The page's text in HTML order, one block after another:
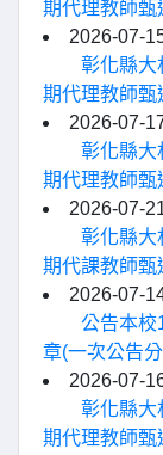
期代理教師甄
2026-07-
彰化縣大
期代理教師甄
2026-07-
彰化縣大
期代理教師甄
2026-07-
彰化縣大
期代課教師甄
2026-07-
公告本校
章(一次公告
2026-07-
彰化縣大
期代理教師甄